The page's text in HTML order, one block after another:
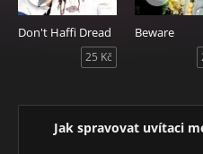
Don't Haffi Dread
25 Kč
Beware
Jak spravovat uvítaci